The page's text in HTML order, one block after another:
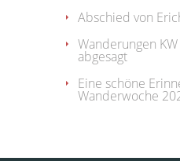
Abschied von
Wanderungen
abgesagt
Eine schöne
Wanderwoche